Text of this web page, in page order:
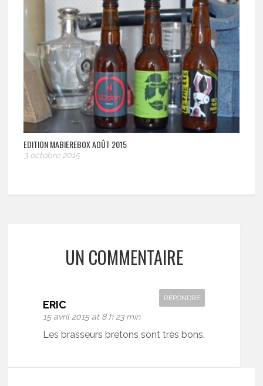
EDITION MABIEREBOX AOÛT 2015
3 octobre 2015
UN COMMENTAIRE
ERIC
15 avril 2015 at 8 h 23 min
RÉPONDRE
Les brasseurs bretons sont très bons.